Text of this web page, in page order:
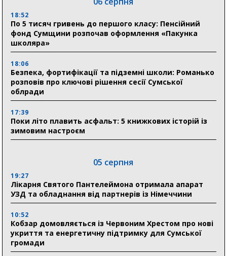
18:52
По 5 тисяч гривень до першого класу: Пенсійний
фонд Сумщини розпочав оформлення «Пакунка
школяра»
18:06
Безпека, фортифікації та підземні школи: Романько
розповів про ключові рішення сесії Сумської
облради
17:39
Поки літо плавить асфальт: 5 книжкових історій із
зимовим настроєм
05 серпня
19:27
Лікарня Святого Пантелеймона отримала апарат
УЗД та обладнання від партнерів із Німеччини
10:52
Кобзар домовляється із Червоним Хрестом про нові
укриття та енергетичну підтримку для Сумської
громади